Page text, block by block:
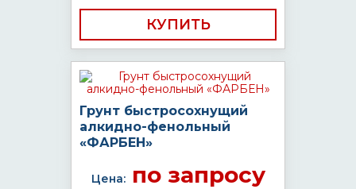
КУПИТЬ
Грунт быстросохнущий
алкидно-фенольный
«ФАРБЕН»
Цена:по запросу